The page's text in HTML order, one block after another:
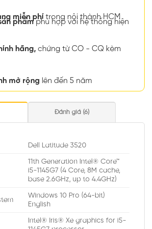
miễn phí trong nội thành HCM
phẩmphù hợp với hệ thống hiện
hãng, chứng từ CO - CQ kèm
mở rộng lên đến 5 năm
Đánh giá (6)
Dell Latitude 3520
11th Generation Intel® Core™
i5-1145G7 (4 Core, 8M cache,
base 2.6GHz, up to 4.4GHz)
Windows 10 Pro (64-bit)
English
Intel® Iris® Xe graphics for i5-